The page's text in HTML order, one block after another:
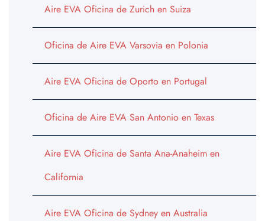
Aire EVA Oficina de Zurich en Suiza
Oficina de Aire EVA Varsovia en Polonia
Aire EVA Oficina de Oporto en Portugal
Oficina de Aire EVA San Antonio en Texas
Aire EVA Oficina de Santa Ana-Anaheim en
California
Aire EVA Oficina de Sydney en Australia